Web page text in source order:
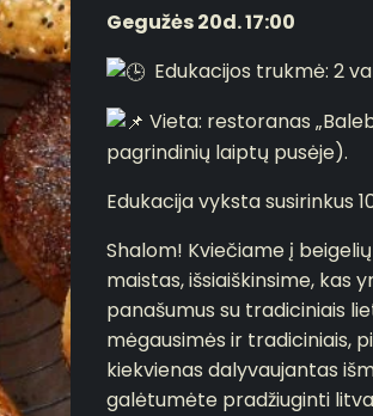
Gegužės 20d. 17:00
Edukacijos trukmė: 2
Vieta: restoranas
pagrindinių laiptų pusėje).
Edukacija vyksta susirinkus
Shalom! Kviečiame į
maistas, išsiaiškinsime, kas
panašumus su tradiciniais
mėgausimės ir tradiciniais,
kiekvienas dalyvaujantas
galėtumėte pradžiuginti